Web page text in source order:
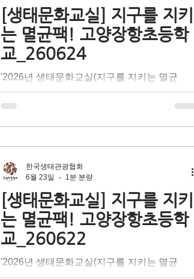
환의 필요성에 대해 배우는 시간을 가졌습니다.
더 나아가 올바른 분리배출을 통해 무심코 버려
지던 자원 속 '숨겨진 가치'를 함께 발견했습니
다. 지구의 건강한 내일을 위해 일상 속 나의 실
천을 다짐한 <해밀초등학교> 학생들과 함께 책
임감 있는 멋진 지구 시민으로 성장하는 의미
있는 시간이었습니다.
[생태문화교실] 지구를 지키
는 멸균팩! 고양장항초등학
교_260624
'2026년 생태문화교실(지구를 지키는 멸균
팩!)'은 테트라팩 코리아의 사회공헌 활동으로
기후 위기 문제 대응 방법 중 '올바른 분리배
문 강사의 이론 설명과 즐거운 체험 활동을 통
해 종이팩 중에서도 고급 펄프로 만들어지는 멸
균팩의 특성을 이해하고, 재활용 과정과 자원순
환의 필요성에 대해 배우는 시간을 가졌습니다.
더 나아가 올바른 분리배출을 통해 무심코 버려
지던 자원 속 '숨겨진 가치'를 함께 발견했습니
다. 지구의 건강한 내일을 위해 일상 속 나의 실
천을 다짐한 <고양장항초등학교> 학생들과 함
께 책임감 있는 멋진 지구 시민으로 성장하는
[생태문화교실] 지구를 지키
는 멸균팩! 고양장항초등학
교_260622
'2026년 생태문화교실(지구를 지키는 멸균
팩!)'은 테트라팩 코리아의 사회공헌 활동으로
한국생태관광협회
6월 23일
1분 분량